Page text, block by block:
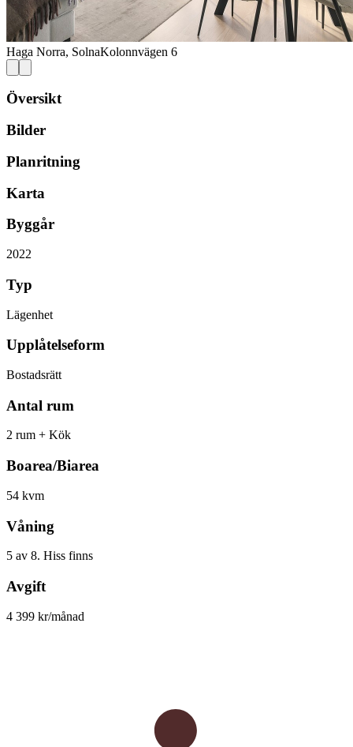
Haga Norra, SolnaKolonnvägen 6
Översikt
Bilder
Planritning
Karta
Byggår
2022
Typ
Lägenhet
Upplåtelseform
Bostadsrätt
Antal rum
2 rum + Kök
Boarea/Biarea
54 kvm
Våning
5 av 8. Hiss finns
Avgift
4 399 kr/månad